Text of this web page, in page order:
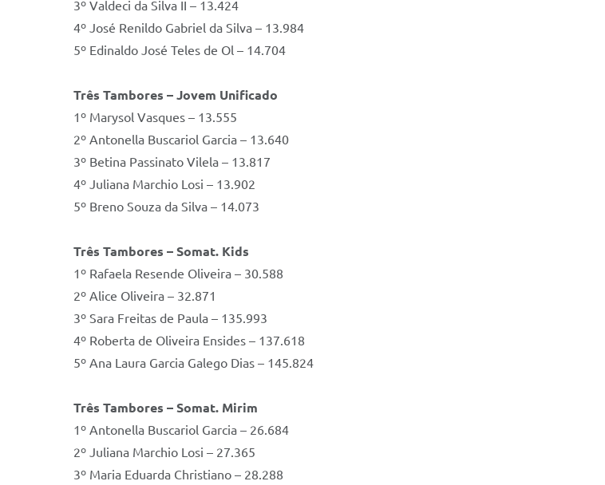
3º Valdeci da Silva II – 13.424
4º José Renildo Gabriel da Silva – 13.984
5º Edinaldo José Teles de Ol – 14.704
Três Tambores – Jovem Unificado
1º Marysol Vasques – 13.555
2º Antonella Buscariol Garcia – 13.640
3º Betina Passinato Vilela – 13.817
4º Juliana Marchio Losi – 13.902
5º Breno Souza da Silva – 14.073
Três Tambores – Somat. Kids
1º Rafaela Resende Oliveira – 30.588
2º Alice Oliveira – 32.871
3º Sara Freitas de Paula – 135.993
4º Roberta de Oliveira Ensides – 137.618
5º Ana Laura Garcia Galego Dias – 145.824
Três Tambores – Somat. Mirim
1º Antonella Buscariol Garcia – 26.684
2º Juliana Marchio Losi – 27.365
3º Maria Eduarda Christiano – 28.288